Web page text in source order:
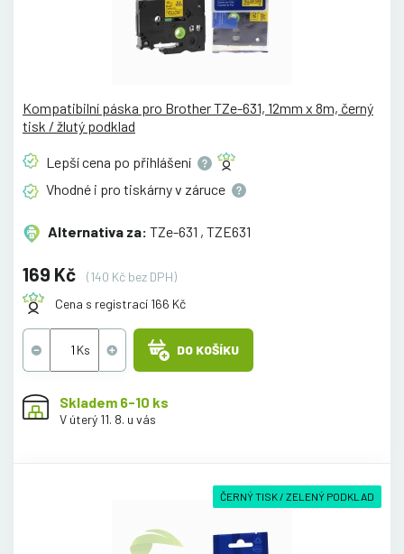
Kompatibilní páska pro Brother TZe-631, 12mm x 8m, černý
tisk / žlutý podklad
Lepší cena po přihlášení
Vhodné i pro tiskárny v záruce
Alternativa za: TZe-631 , TZE631
169 Kč
(140 Kč bez DPH)
Cena s registrací 166 Kč
DO KOŠÍKU
Skladem 6-10 ks
V úterý 11. 8. u vás
ČERNÝ TISK / ZELENÝ PODKLAD